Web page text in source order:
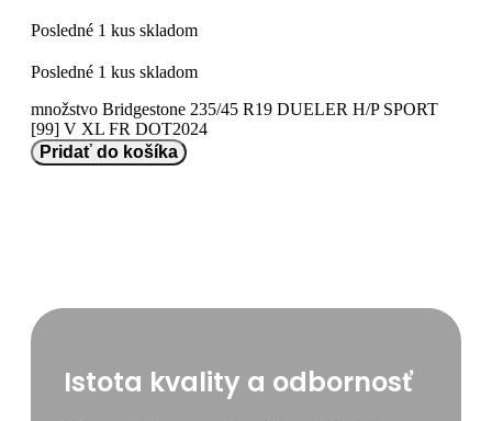
Posledné 1 kus skladom
Posledné 1 kus skladom
množstvo Bridgestone 235/45 R19 DUELER H/P SPORT
[99] V XL FR DOT2024
Pridať do košíka
Istota kvality a odbornosť